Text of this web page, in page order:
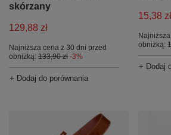
skórzany
129,88 zł
Najniższa cena z 30 dni przed
obniżką: 133,90 zł -3%
+ Dodaj do porównania
15,38 zł
obniżką:
+ Dodaj